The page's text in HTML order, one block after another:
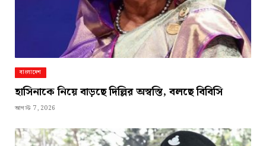
বাংলাদেশ
হাসিনাকে নিয়ে বাড়ছে দিল্লির অস্বস্তি, বলছে বিবিসি
আগস্ট 7, 2026